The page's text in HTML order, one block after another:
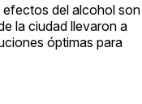
del alcohol son
la ciudad llevaron a
óptimas para